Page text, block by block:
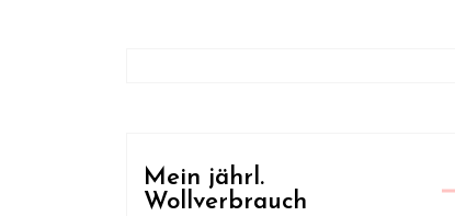
Mein jährl.
Wollverbrauch